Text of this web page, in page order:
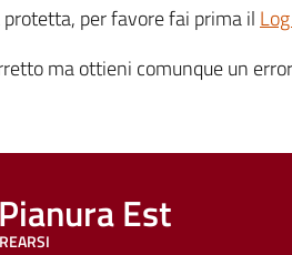
per favore fai prima il
ma ottieni comunque un
Est